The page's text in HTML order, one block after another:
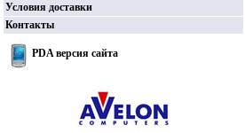
Условия доставки
Контакты
PDA версия сайта